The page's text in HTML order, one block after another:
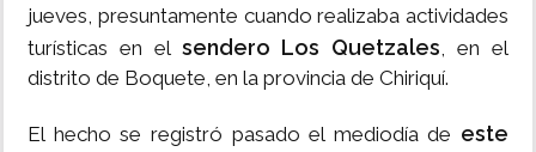
jueves, presuntamente cuando realizaba actividades
turísticas en el sendero Los Quetzales, en el
distrito de Boquete, en la provincia de Chiriquí.
El hecho se registró pasado el mediodía de este